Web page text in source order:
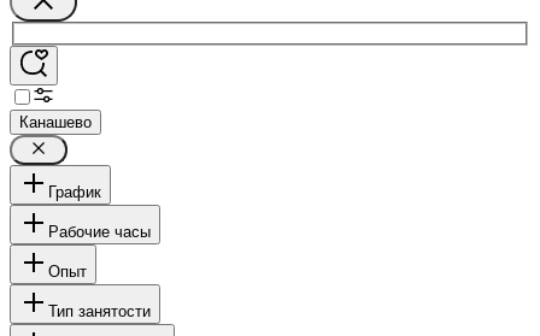
Канашево
График
Рабочие часы
Опыт
Тип занятости